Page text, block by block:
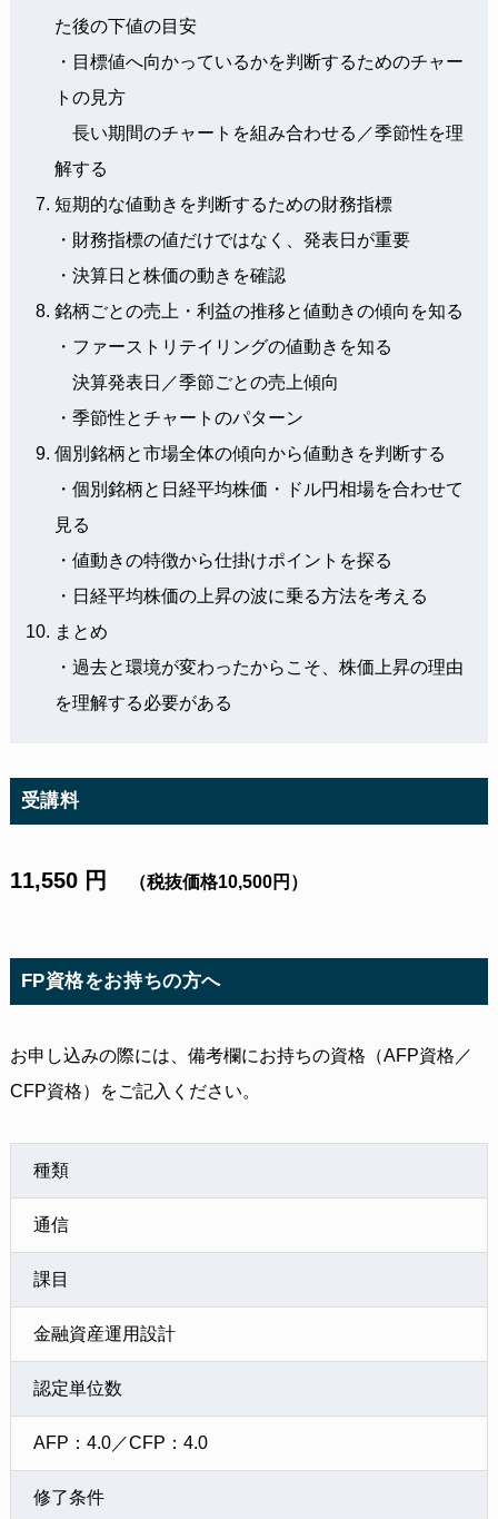
た後の下値の目安
・目標値へ向かっているかを判断するためのチャー
トの見方
長い期間のチャートを組み合わせる／季節性を理
解する
短期的な値動きを判断するための財務指標
・財務指標の値だけではなく、発表日が重要
・決算日と株価の動きを確認
銘柄ごとの売上・利益の推移と値動きの傾向を知る
・ファーストリテイリングの値動きを知る
決算発表日／季節ごとの売上傾向
・季節性とチャートのパターン
個別銘柄と市場全体の傾向から値動きを判断する
・個別銘柄と日経平均株価・ドル円相場を合わせて
見る
・値動きの特徴から仕掛けポイントを探る
・日経平均株価の上昇の波に乗る方法を考える
まとめ
・過去と環境が変わったからこそ、株価上昇の理由
を理解する必要がある
受講料
11,550 円 （税抜価格10,500円）
FP資格をお持ちの方へ
お申し込みの際には、備考欄にお持ちの資格（AFP資格／
CFP資格）をご記入ください。
種類
通信
課目
金融資産運用設計
認定単位数
AFP：4.0／CFP：4.0
修了条件